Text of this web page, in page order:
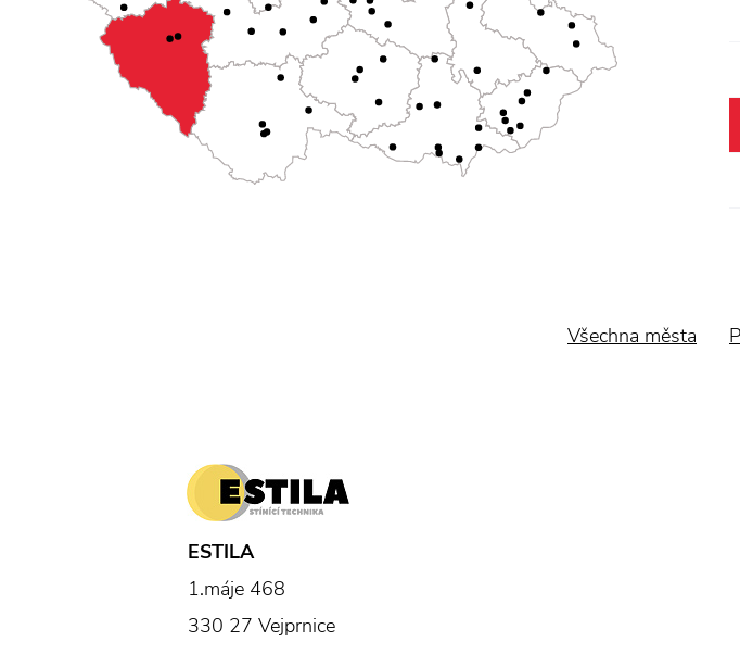
Všechna města
ESTILA
1.máje 468
330 27 Vejprnice